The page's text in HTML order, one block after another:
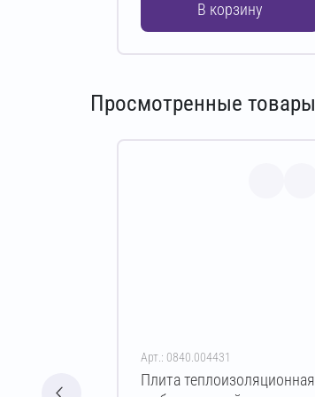
В корзину
Просмотренные товары
Арт.: 0840.004431
Плита теплоизоляционная